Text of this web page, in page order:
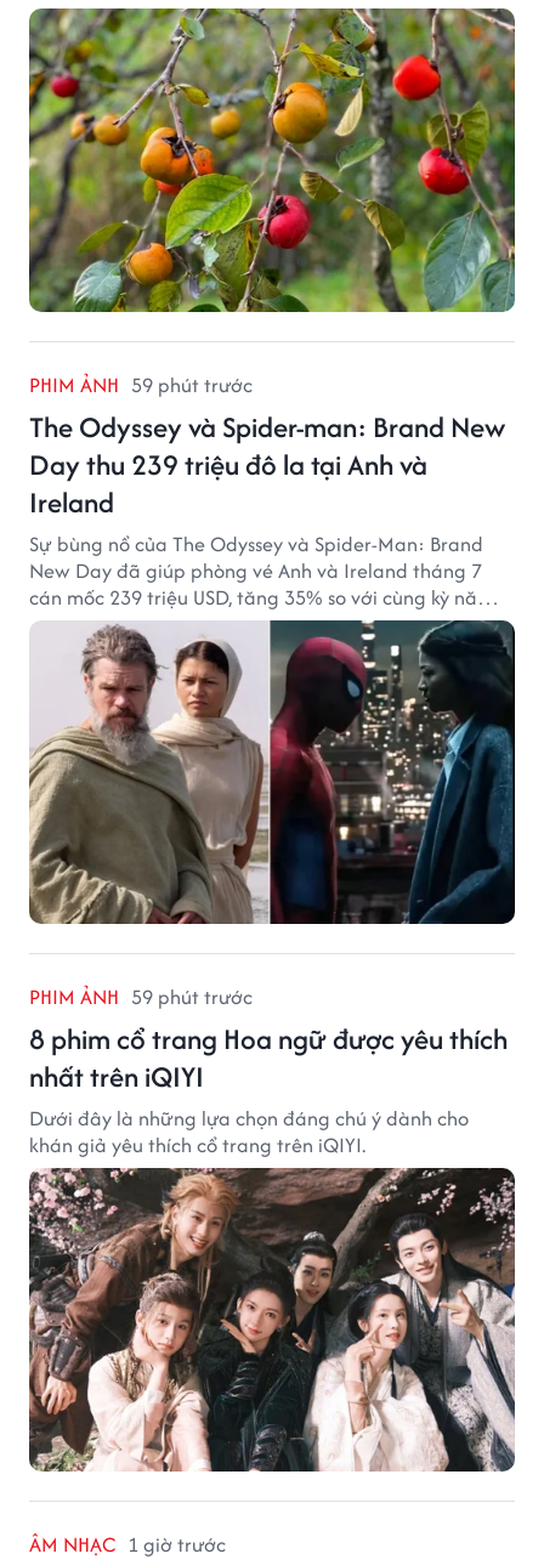
PHIM ẢNH 59 phút trước
The Odyssey và Spider-man: Brand New
Day thu 239 triệu đô la tại Anh và
Ireland
Sự bùng nổ của The Odyssey và Spider-Man: Brand
New Day đã giúp phòng vé Anh và Ireland tháng 7
cán mốc 239 triệu USD, tăng 35% so với cùng kỳ năm
ngoái.
PHIM ẢNH 59 phút trước
8 phim cổ trang Hoa ngữ được yêu thích
nhất trên iQIYI
Dưới đây là những lựa chọn đáng chú ý dành cho
khán giả yêu thích cổ trang trên iQIYI.
ÂM NHẠC 1 giờ trước